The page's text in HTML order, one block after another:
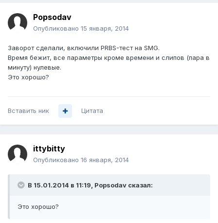
Popsodav
Опубликовано 15 января, 2014
Заворот сделали, включили PRBS-тест на SMG.
Время бежит, все параметры кроме времени и слипов (пара в
минуту) нулевые.
Это хорошо?
Вставить ник Цитата
ittybitty
Опубликовано 16 января, 2014
В 15.01.2014 в 11:19, Popsodav сказал:
Это хорошо?